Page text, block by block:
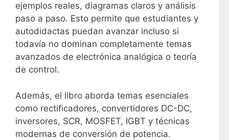
ejemplos reales, diagramas claros y análisis
paso a paso. Esto permite que estudiantes y
autodidactas puedan avanzar incluso si
todavía no dominan completamente temas
avanzados de electrónica analógica o teoría
de control.
Además, el libro aborda temas esenciales
como rectificadores, convertidores DC-DC,
inversores, SCR, MOSFET, IGBT y técnicas
modernas de conversión de potencia.